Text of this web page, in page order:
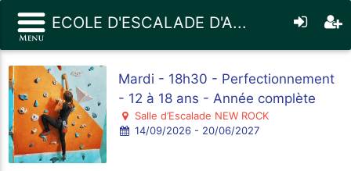
ECOLE D'ESCALADE D'A...
Mardi - 18h30 - Perfectionnement
- 12 à 18 ans - Année complète
Salle d’Escalade NEW ROCK
14/09/2026 - 20/06/2027